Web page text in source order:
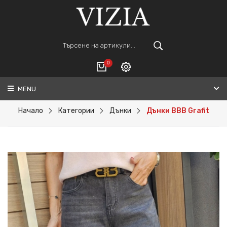
0
ВАШАТА КОЛИЧКА Е ПРАЗНА.
ПОРЪЧАЙ
Регистрация
MENU
Начало Категории Дънки Дънки BBB Grafit